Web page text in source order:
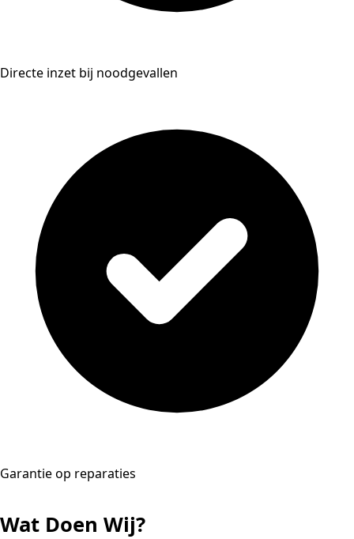
Directe inzet bij noodgevallen
Garantie op reparaties
Wat Doen Wij?